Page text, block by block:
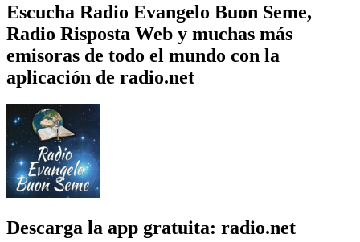
Escucha Radio Evangelo Buon Seme,
Radio Risposta Web y muchas más
emisoras de todo el mundo con la
aplicación de radio.net
Descarga la app gratuita: radio.net